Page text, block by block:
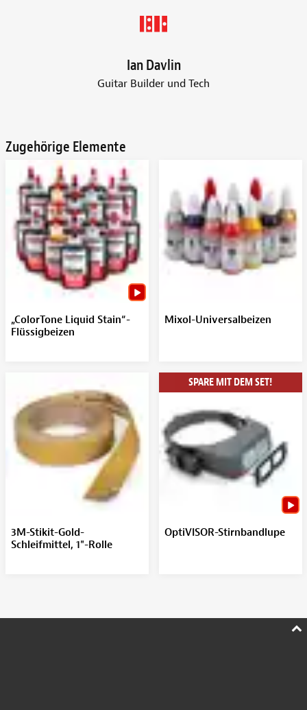
Ian Davlin
Guitar Builder und Tech
Zugehörige Elemente
„ColorTone Liquid Stain“-
Flüssigbeizen
Mixol-Universalbeizen
3M-Stikit-Gold-
Schleifmittel, 1"-Rolle
SPARE MIT DEM SET!
OptiVISOR-Stirnbandlupe